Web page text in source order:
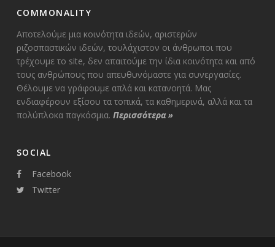
COMMONALITY
Αποτελούμε μια κοινότητα ιδεών, αριστερών
ριζοσπαστικών ιδεών, τουλάχιστον οι άνθρωποι που
τρέχουμε το site, δεν απαιτούμε την ίδια κοινότητα και από
τους ανθρώπους που απευθυνόμαστε για συνεργασίες.
Θέλουμε να γράφουμε απλά και κατανοητά. Μας
ενδιαφέρουν εξίσου τα τοπικά, τα καθημερινά, αλλά και τα
πολύπλοκα παγκόσμια. Περισσότερα»
SOCIAL
Facebook
Twitter